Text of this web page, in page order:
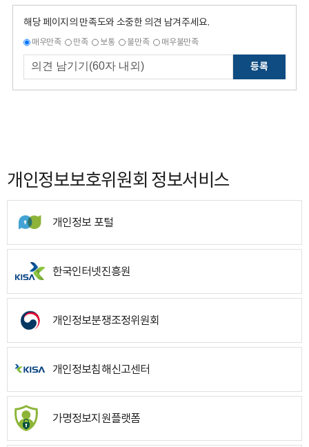
해당 페이지의 만족도와 소중한 의견 남겨주세요.
매우만족 만족 보통 불만족 매우불만족
등록
개인정보보호위원회 정보서비스
개인정보 포털
한국인터넷진흥원
개인정보분쟁조정위원회
개인정보침해신고센터
가명정보지원플랫폼